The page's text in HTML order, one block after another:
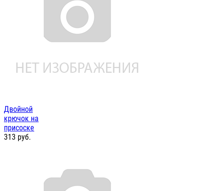
Двойной
крючок на
присоске
313 руб.